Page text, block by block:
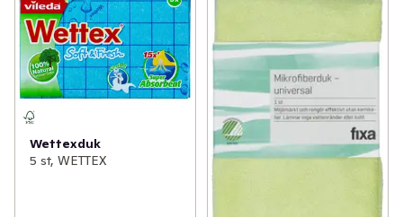
Wettexduk
5 st, WETTEX